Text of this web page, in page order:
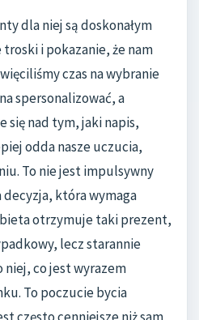
dla niej są doskonałym
i pokazanie, że nam
czas na wybranie
spersonalizować, a
się nad tym, jaki napis,
odda nasze uczucia,
To nie jest impulsywny
która wymaga
otrzymuje taki prezent,
lecz starannie
niej, co jest wyrazem
To poczucie bycia